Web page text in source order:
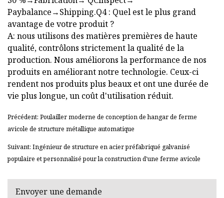
Paybalance→Shipping.Q4 : Quel est le plus grand
avantage de votre produit ?
A: nous utilisons des matières premières de haute
qualité, contrôlons strictement la qualité de la
production. Nous améliorons la performance de nos
produits en améliorant notre technologie. Ceux-ci
rendent nos produits plus beaux et ont une durée de
vie plus longue, un coût d'utilisation réduit.
Précédent: Poulailler moderne de conception de hangar de ferme
avicole de structure métallique automatique
Suivant: Ingénieur de structure en acier préfabriqué galvanisé
populaire et personnalisé pour la construction d'une ferme avicole
Envoyer une demande